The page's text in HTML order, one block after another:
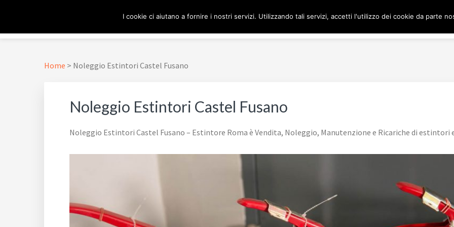
navigazione
contenuto
piè
footer
ESTINTORE ROMA
In Tutta Roma E Provincia
Home > Noleggio Estintori Castel Fusano
Noleggio Estintori Castel Fusano
Noleggio Estintori Castel Fusano – Estintore Roma è Vendita, Noleggio, Manutenzione e Ricariche di estintori
I cookie ci aiutano a fornire i nostri servizi. Utilizzando tali servizi, accetti l'utilizzo dei cookie da parte